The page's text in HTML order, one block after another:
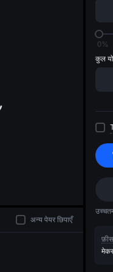
0%
कुल
फ़ीस
मेकर
अन्य पेयर छिपाएँ